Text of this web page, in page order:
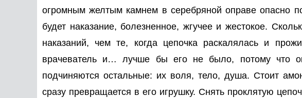
огромным желтым камнем в серебряной оправе опасно
будет наказание, болезненное, жгучее и жестокое.
наказаний, чем те, когда цепочка раскалялась и
врачеватель и… лучше бы его не было, потому
подчиняются остальные: их воля, тело, душа. Стоит
сразу превращается в его игрушку. Снять проклятую